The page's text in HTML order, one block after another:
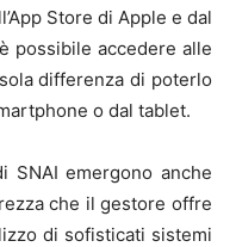
Store di Apple e dal
possibile accedere alle
differenza di poterlo
o dal tablet.
SNAI emergono anche
che il gestore offre
di sofisticati sistemi